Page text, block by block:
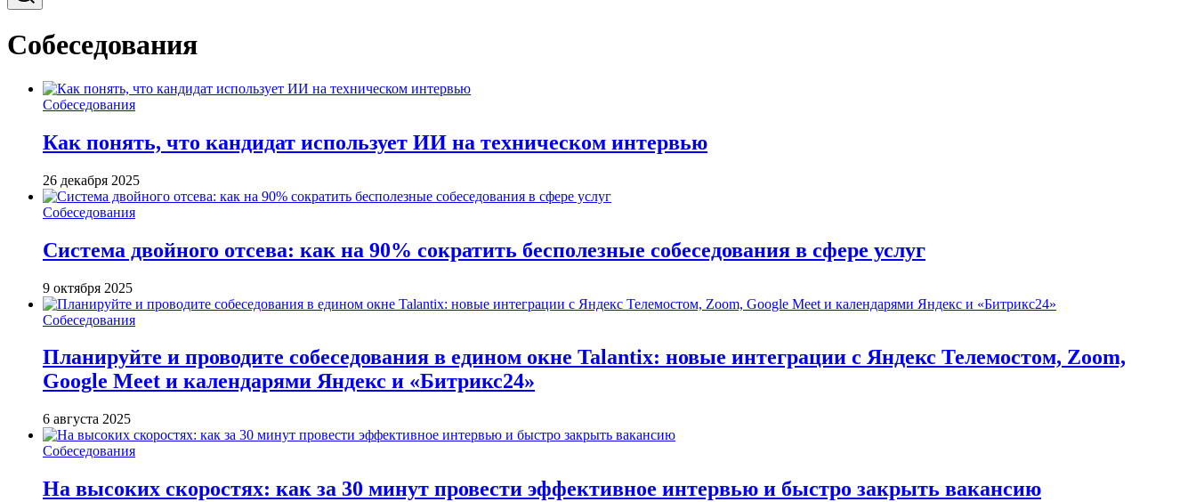
Собеседования
Собеседования
Как понять, что кандидат использует ИИ на техническом интервью
26 декабря 2025
Собеседования
Система двойного отсева: как на 90% сократить бесполезные собеседования в сфере услуг
9 октября 2025
Собеседования
Планируйте и проводите собеседования в едином окне Talantix: новые интеграции с Яндекс Телемостом, Zoom,
Google Meet и календарями Яндекс и «Битрикс24»
6 августа 2025
Собеседования
На высоких скоростях: как за 30 минут провести эффективное интервью и быстро закрыть вакансию